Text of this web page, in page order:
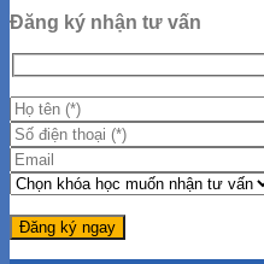
Tip TOEIC
Đăng ký nhận tư vấn